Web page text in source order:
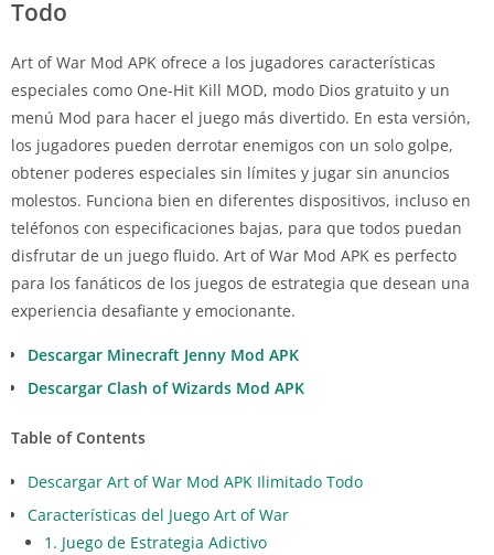
Todo
Art of War Mod APK ofrece a los jugadores características
especiales como One-Hit Kill MOD, modo Dios gratuito y un
menú Mod para hacer el juego más divertido. En esta versión,
los jugadores pueden derrotar enemigos con un solo golpe,
obtener poderes especiales sin límites y jugar sin anuncios
molestos. Funciona bien en diferentes dispositivos, incluso en
teléfonos con especificaciones bajas, para que todos puedan
disfrutar de un juego fluido. Art of War Mod APK es perfecto
para los fanáticos de los juegos de estrategia que desean una
experiencia desafiante y emocionante.
Descargar Minecraft Jenny Mod APK
Descargar Clash of Wizards Mod APK
Table of Contents
Descargar Art of War Mod APK Ilimitado Todo
Características del Juego Art of War
1. Juego de Estrategia Adictivo